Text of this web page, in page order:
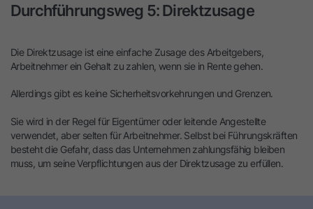
Durchführungsweg 5: Direktzusage
Die Direktzusage ist eine einfache Zusage des Arbeitgebers,
Arbeitnehmer ein Gehalt zu zahlen, wenn sie in Rente gehen.
Allerdings gibt es keine Sicherheitsvorkehrungen und Grenzen.
Sie wird in der Regel für Eigentümer oder leitende Angestellte
verwendet, aber selten für Arbeitnehmer. Selbst bei Führungskräften
besteht die Gefahr, dass das Unternehmen zahlungsfähig bleiben
muss, um seine Verpflichtungen aus der Direktzusage zu erfüllen.